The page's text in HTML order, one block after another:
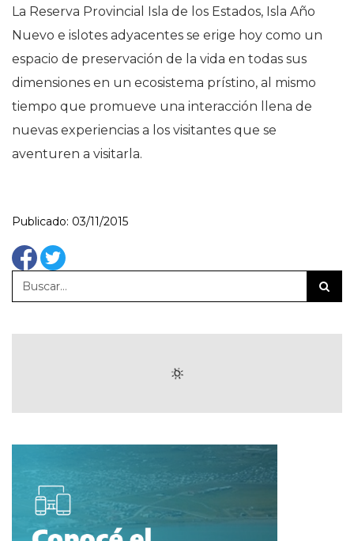
La Reserva Provincial Isla de los Estados, Isla Año
Nuevo e islotes adyacentes se erige hoy como un
espacio de preservación de la vida en todas sus
dimensiones en un ecosistema prístino, al mismo
tiempo que promueve una interacción llena de
nuevas experiencias a los visitantes que se
aventuren a visitarla.
Publicado: 03/11/2015